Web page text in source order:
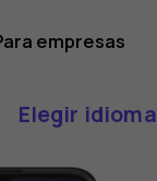
empresas
Elegir idioma